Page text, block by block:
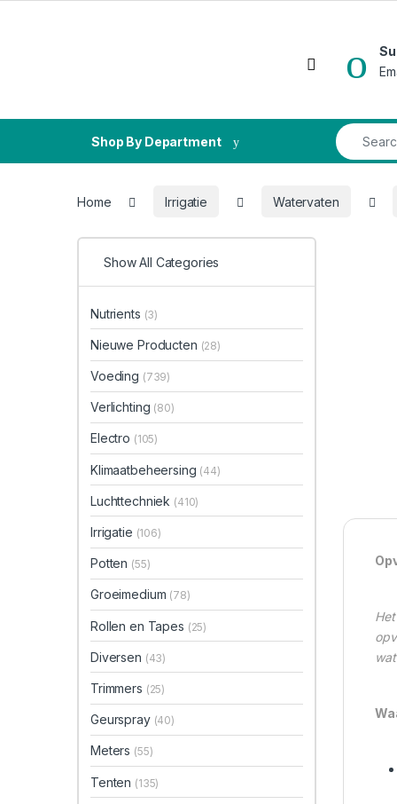
Open
Shop By Department
Search for:
Home Irrigatie Watervaten
Show All Categories
Nutrients (3)
Nieuwe Producten (28)
Voeding (739)
Verlichting (80)
Electro (105)
Klimaatbeheersing (44)
Luchttechniek (410)
Irrigatie (106)
Potten (55)
Groeimedium (78)
Rollen en Tapes (25)
Diversen (43)
Trimmers (25)
Geurspray (40)
Meters (55)
Tenten (135)